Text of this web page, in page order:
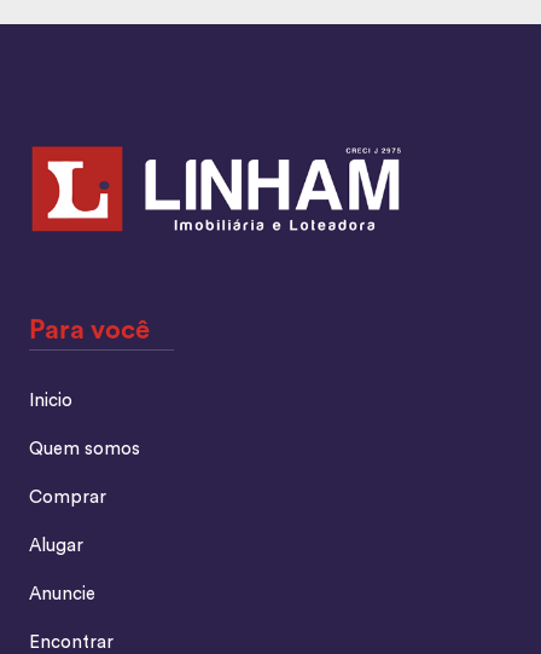
Para você
Inicio
Quem somos
Comprar
Alugar
Anuncie
Encontrar